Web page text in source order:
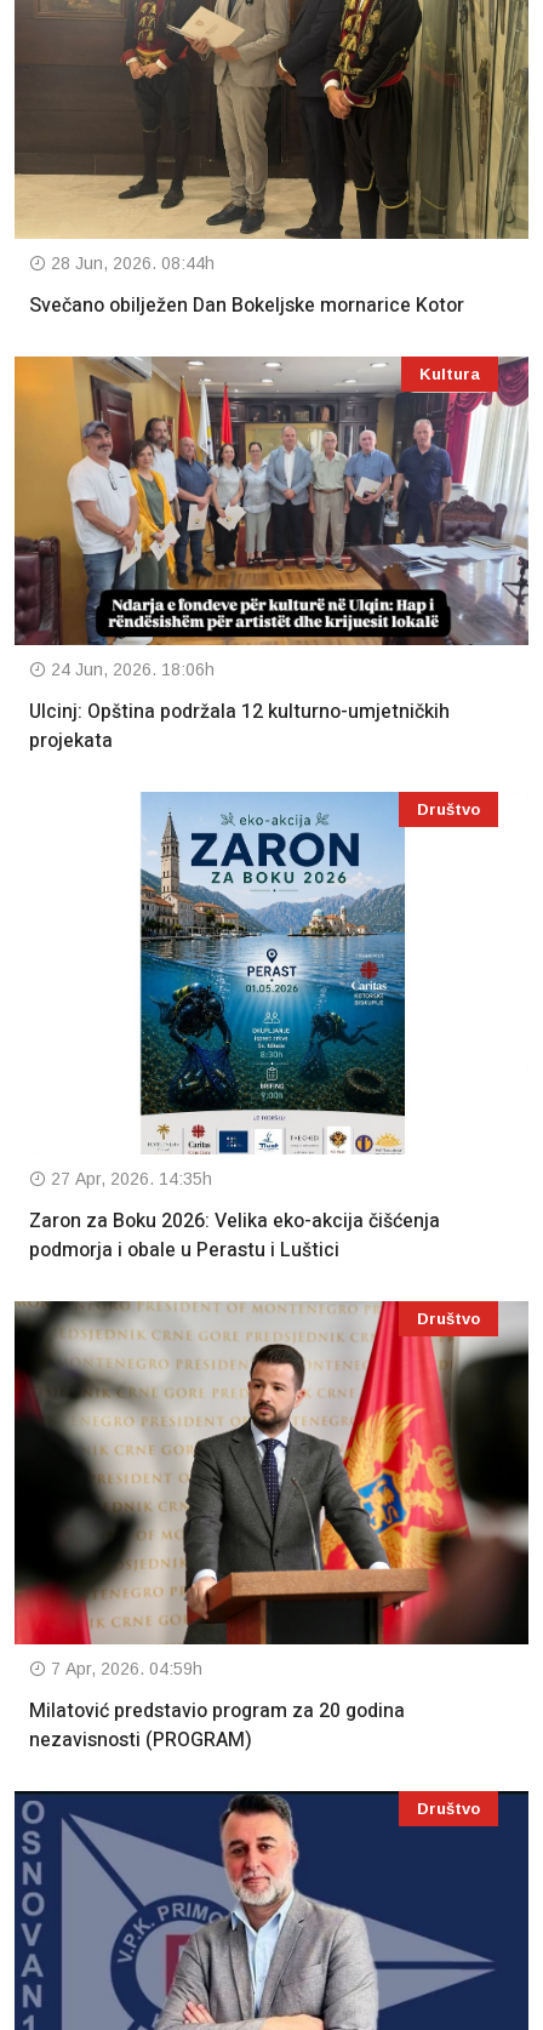
28 Jun, 2026. 08:44h
Svečano obilježen Dan Bokeljske mornarice Kotor
Kultura
24 Jun, 2026. 18:06h
Ulcinj: Opština podržala 12 kulturno-umjetničkih
projekata
Društvo
27 Apr, 2026. 14:35h
Zaron za Boku 2026: Velika eko-akcija čišćenja
podmorja i obale u Perastu i Luštici
Društvo
7 Apr, 2026. 04:59h
Milatović predstavio program za 20 godina
nezavisnosti (PROGRAM)
Društvo